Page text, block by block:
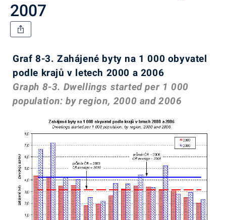
2007
Graf 8-3. Zahájené byty na 1 000 obyvatel
podle krajů v letech 2000 a 2006
Graph 8-3. Dwellings started per 1 000
population: by region, 2000 and 2006